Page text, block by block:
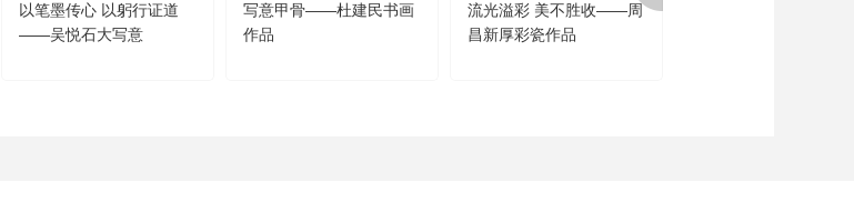
以笔墨传心 以躬行证道
——吴悦石大写意
写意甲骨——杜建民书画
作品
流光溢彩 美不胜收——周
昌新厚彩瓷作品